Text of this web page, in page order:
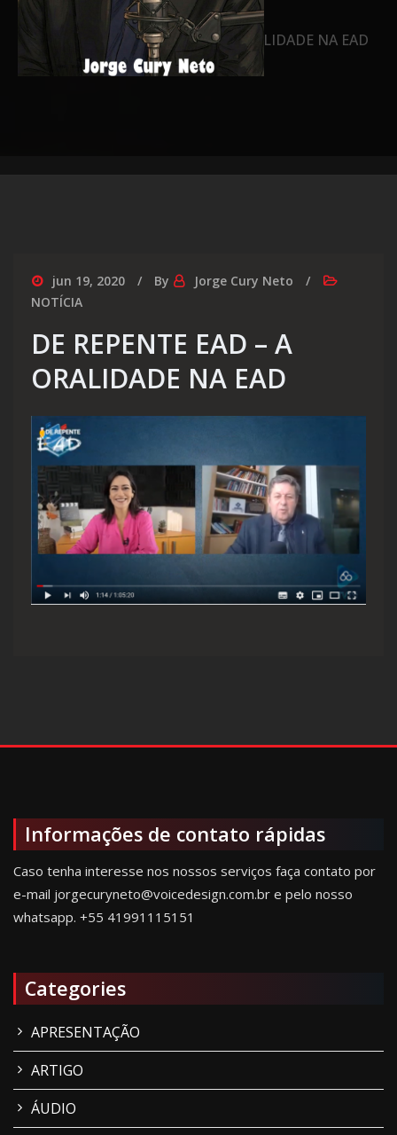
DE REPENTE EAD – A ORALIDADE NA EAD
jun 19, 2020 By
Jorge Cury Neto
NOTÍCIA
DE REPENTE EAD – A
ORALIDADE NA EAD
Informações de contato rápidas
Caso tenha interesse nos nossos serviços faça contato por
e-mail jorgecuryneto@voicedesign.com.br e pelo nosso
whatsapp. +55 41991115151
Categories
APRESENTAÇÃO
ARTIGO
ÁUDIO